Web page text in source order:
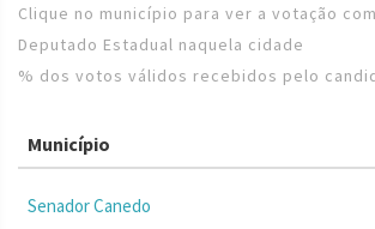
Clique no município para ver a votação
Deputado Estadual naquela cidade
% dos votos válidos recebidos pelo
Município
Senador Canedo